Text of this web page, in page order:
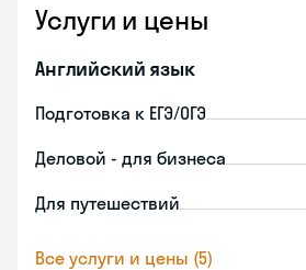
Услуги и цены
Английский язык
Подготовка к ЕГЭ/ОГЭ
Деловой - для бизнеса
Для путешествий
Все услуги и цены (5)